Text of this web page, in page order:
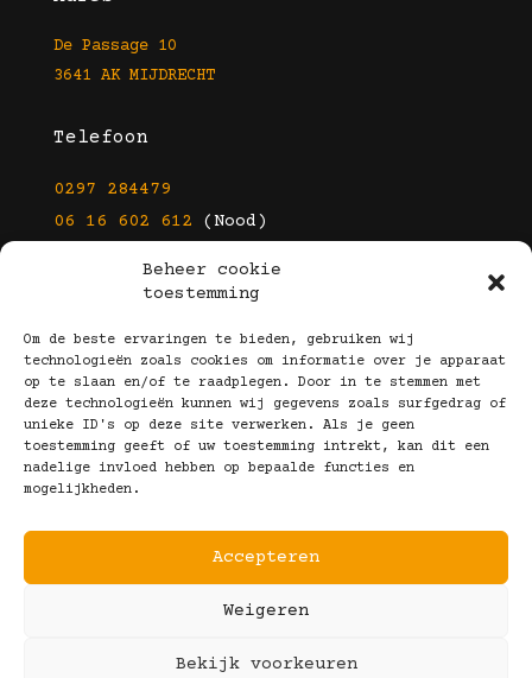
Beheer cookie
toestemming
Om de beste ervaringen te bieden, gebruiken wij
technologieën zoals cookies om informatie over je apparaat
op te slaan en/of te raadplegen. Door in te stemmen met
deze technologieën kunnen wij gegevens zoals surfgedrag of
unieke ID's op deze site verwerken. Als je geen
toestemming geeft of uw toestemming intrekt, kan dit een
nadelige invloed hebben op bepaalde functies en
mogelijkheden.
Accepteren
Weigeren
Bekijk voorkeuren
De Passage 10
3641 AK MIJDRECHT
Telefoon
0297 284479
06 16 602 612 (Nood)
info@kootbrillen.nl
Volg Ons!
Copyright © 2025 Koot Brillen
Algemene Voorwaarden